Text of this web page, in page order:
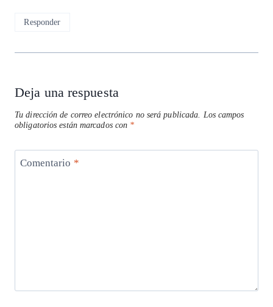
Responder
Deja una respuesta
Tu dirección de correo electrónico no será publicada.
Los campos
obligatorios están marcados con *
Comentario *